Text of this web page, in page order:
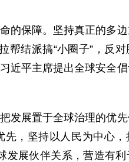
的保障。坚持真正的多
结派搞“小圈子”，反
近平主席提出全球安全
发展置于全球治理的优
先，坚持以人民为中心
发展伙伴关系，营造有